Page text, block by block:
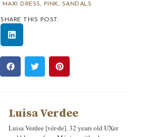
MAXI DRESS, PINK, SANDALS
SHARE THIS POST:
Luisa Verdee
Luisa Verdee [vér‧de]. 32 years old UXer